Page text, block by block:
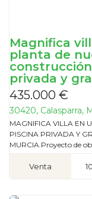
Magnifica
planta de
privada y
435.000 €
30420, Calasparra,
MAGNIFICA VILLA EN
PISCINA PRIVADA Y
MURCIA.Proyecto de
Venta